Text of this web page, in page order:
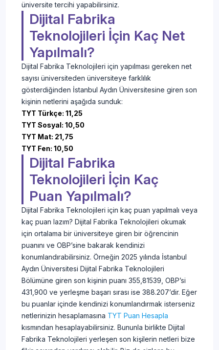
üniversite tercihi yapabilirsiniz.
Dijital Fabrika
Teknolojileri İçin Kaç Net
Yapılmalı?
Dijital Fabrika Teknolojileri için yapılması gereken net
sayısı üniversiteden üniversiteye farklılık
gösterdiğinden İstanbul Aydın Üniversitesine giren son
kişinin netlerini aşağıda sunduk:
TYT Türkçe: 11,25
TYT Sosyal: 10,50
TYT Mat: 21,75
TYT Fen: 10,50
Dijital Fabrika
Teknolojileri İçin Kaç
Puan Yapılmalı?
Dijital Fabrika Teknolojileri için kaç puan yapılmalı veya
kaç puan lazım? Dijital Fabrika Teknolojileri okumak
için ortalama bir üniversiteye giren bir öğrencinin
puanını ve OBP’sine bakarak kendinizi
konumlandırabilirsiniz. Örneğin 2025 yılında İstanbul
Aydın Üniversitesi Dijital Fabrika Teknolojileri
Bölümüne giren son kişinin puanı 355,81539, OBP’si
431,900 ve yerleşme başarı sırası ise 388.207’dir. Eğer
bu puanlar içinde kendinizi konumlandırmak isterseniz
netlerinizin hesaplamasına TYT Puan Hesapla
kısmından hesaplayabilirsiniz. Bununla birlikte Dijital
Fabrika Teknolojileri yerleşen son kişilerin netleri bize